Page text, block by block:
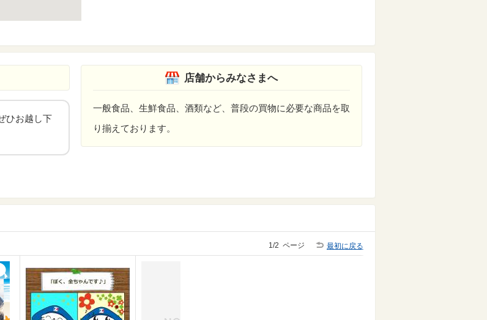
ひお越し下
店舗からみなさまへ
一般食品、生鮮食品、酒類など、普段の買物に必要な商品を取
り揃えております。
最初に戻る
1/2 ページ